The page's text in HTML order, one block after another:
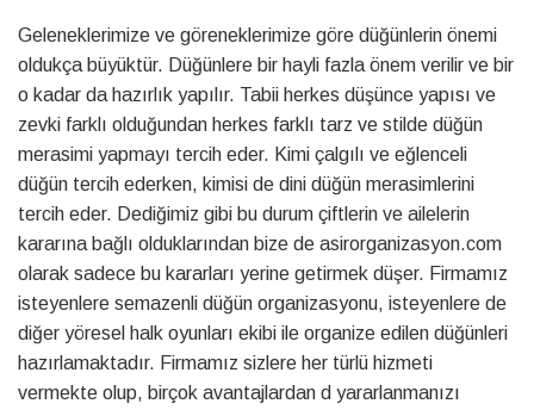
Geleneklerimize ve göreneklerimize göre düğünlerin önemi
oldukça büyüktür. Düğünlere bir hayli fazla önem verilir ve bir
o kadar da hazırlık yapılır. Tabii herkes düşünce yapısı ve
zevki farklı olduğundan herkes farklı tarz ve stilde düğün
merasimi yapmayı tercih eder. Kimi çalgılı ve eğlenceli
düğün tercih ederken, kimisi de dini düğün merasimlerini
tercih eder. Dediğimiz gibi bu durum çiftlerin ve ailelerin
kararına bağlı olduklarından bize de asirorganizasyon.com
olarak sadece bu kararları yerine getirmek düşer. Firmamız
isteyenlere semazenli düğün organizasyonu, isteyenlere de
diğer yöresel halk oyunları ekibi ile organize edilen düğünleri
hazırlamaktadır. Firmamız sizlere her türlü hizmeti
vermekte olup, birçok avantajlardan d yararlanmanızı